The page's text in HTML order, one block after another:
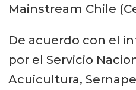
Mainstream Chile
De acuerdo con el
por el Servicio
Acuicultura,